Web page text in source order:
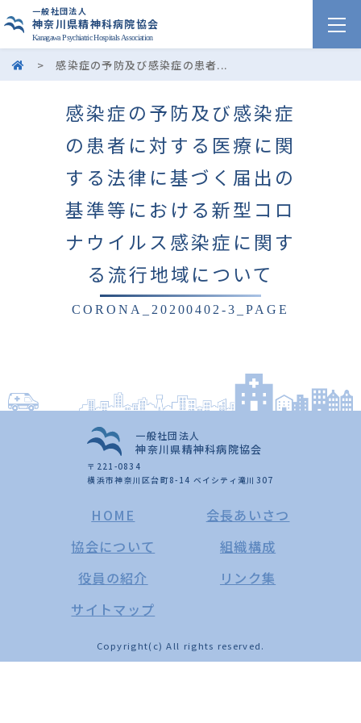
一般社団法人
神奈川県精神科病院協会
Kanagawa Psychiatric Hospitals Association
>感染症の予防及び感染症の患者...
感染症の予防及び感染症
の患者に対する医療に関
する法律に基づく届出の
基準等における新型コロ
ナウイルス感染症に関す
る流行地域について
CORONA_20200402-3_PAGE
一般社団法人
神奈川県精神科病院協会
〒221-0834
横浜市神奈川区台町8-14 ベイシティ滝川307
HOME
会長あいさつ
協会について
組織構成
役員の紹介
リンク集
サイトマップ
Copyright(c) All rights reserved.